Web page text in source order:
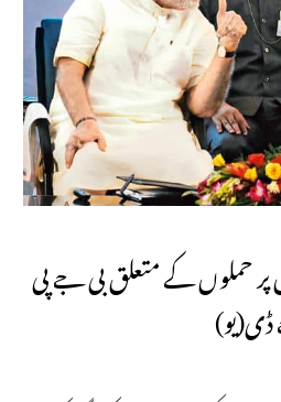
پر حملوں کے متعلق بی جے پی
ڈی(یو)